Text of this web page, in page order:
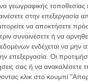
γεωγραφικής τοποθεσίας
στην επεξεργασία
να αποκτήσετε
συναινέσετε ή να
ενδέχεται να μην
επεξεργασία. Οι
σας ή να ανακαλέσετε
κλικ στο κουμπί
Βιμ